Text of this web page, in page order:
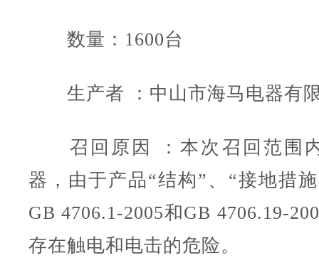
数量：1600台
生产者 ：中山市海马电器有
召回原因 ：本次召回范围
器，由于产品“结构”、“接地措
GB 4706.1-2005和GB 4706.19-
存在触电和电击的危险。